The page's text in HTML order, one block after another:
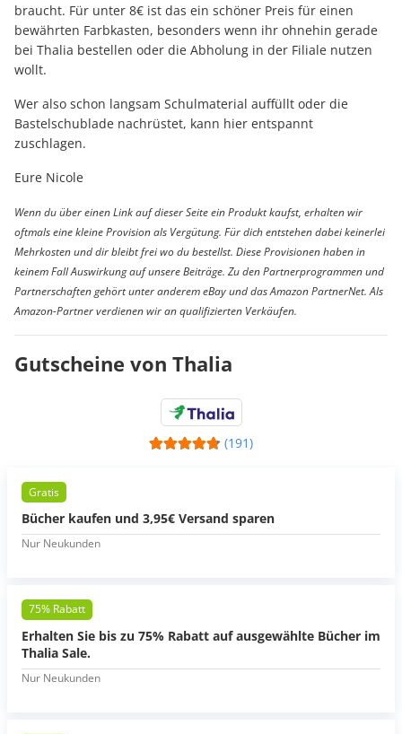
braucht. Für unter 8€ ist das ein schöner Preis für einen
bewährten Farbkasten, besonders wenn ihr ohnehin gerade
bei Thalia bestellen oder die Abholung in der Filiale nutzen
wollt.
Wer also schon langsam Schulmaterial auffüllt oder die
Bastelschublade nachrüstet, kann hier entspannt
zuschlagen.
Eure Nicole
Wenn du über einen Link auf dieser Seite ein Produkt kaufst, erhalten wir
oftmals eine kleine Provision als Vergütung. Für dich entstehen dabei keinerlei
Mehrkosten und dir bleibt frei wo du bestellst. Diese Provisionen haben in
keinem Fall Auswirkung auf unsere Beiträge. Zu den Partnerprogrammen und
Partnerschaften gehört unter anderem eBay und das Amazon PartnerNet. Als
Amazon-Partner verdienen wir an qualifizierten Verkäufen.
Gutscheine von Thalia
(191)
Gratis
Bücher kaufen und 3,95€ Versand sparen
Nur Neukunden
75% Rabatt
Erhalten Sie bis zu 75% Rabatt auf ausgewählte Bücher im
Thalia Sale.
Nur Neukunden